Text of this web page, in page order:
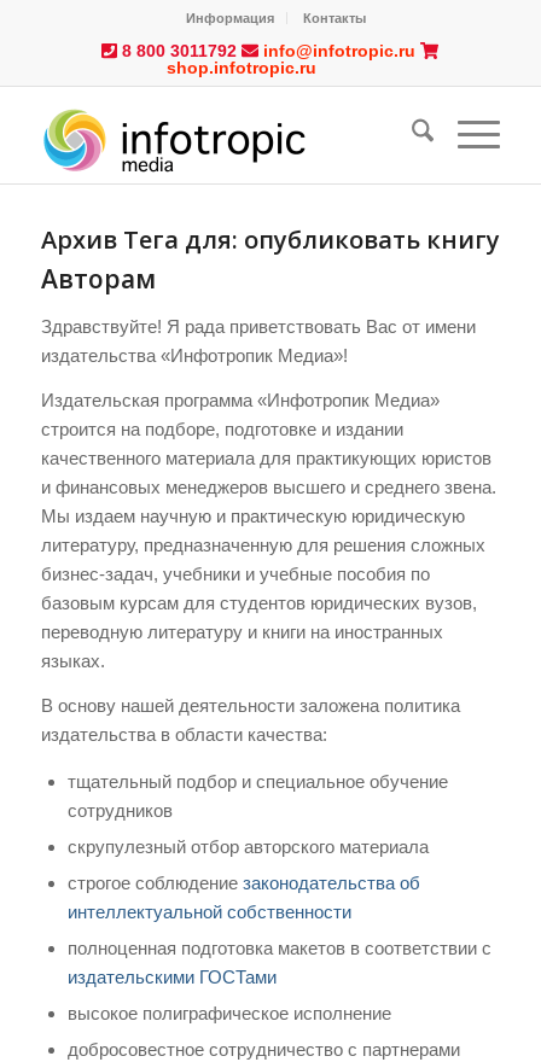
Информация Контакты
8 800 3011792
info@infotropic.ru
shop.infotropic.ru
Архив Тега для: опубликовать книгу
Авторам
Здравствуйте! Я рада приветствовать Вас от имени
издательства «Инфотропик Медиа»!
Издательская программа «Инфотропик Медиа»
строится на подборе, подготовке и издании
качественного материала для практикующих юристов
и финансовых менеджеров высшего и среднего звена.
Мы издаем научную и практическую юридическую
литературу, предназначенную для решения сложных
бизнес-задач, учебники и учебные пособия по
базовым курсам для студентов юридических вузов,
переводную литературу и книги на иностранных
языках.
В основу нашей деятельности заложена политика
издательства в области качества:
тщательный подбор и специальное обучение
сотрудников
скрупулезный отбор авторского материала
строгое соблюдение законодательства об
интеллектуальной собственности
полноценная подготовка макетов в соответствии с
издательскими ГОСТами
высокое полиграфическое исполнение
добросовестное сотрудничество с партнерами